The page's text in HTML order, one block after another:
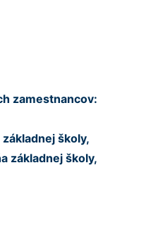
zamestnancov:
školy,
základnej školy,